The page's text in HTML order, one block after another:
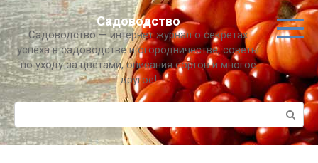
Перейти
к
контенту
Садоводство
Садоводство — интернет журнал о секретах
успеха в садоводстве и огородничестве, советы
по уходу за цветами, описания сортов и многое
другое!
Поиск: